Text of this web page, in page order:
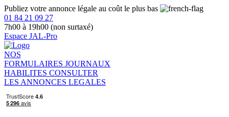
Publiez votre annonce légale au coût le plus bas
01 84 21 09 27
7h00 à 19h00 (non surtaxé)
Espace JAL-Pro
NOS
FORMULAIRES JOURNAUX
HABILITES CONSULTER
LES ANNONCES LEGALES